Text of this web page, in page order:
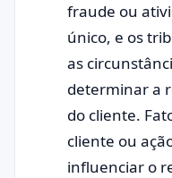
fraude ou
único, e os
as
determinar a
do cliente.
cliente ou
influenciar o